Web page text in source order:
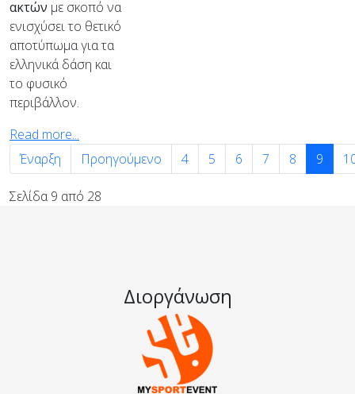
ακτών με σκοπό να
ενισχύσει το θετικό
αποτύπωμα για τα
ελληνικά δάση και
το φυσικό
περιβάλλον.
Read more...
Έναρξη
Προηγούμενο 4 5 6 7 8 9
Σελίδα 9 από 28
Διοργάνωση